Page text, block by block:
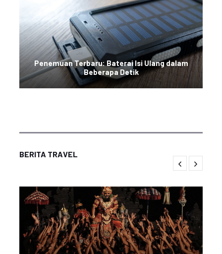
Penemuan Terbaru: Baterai Isi Ulang dalam
Beberapa Detik
BERITA TRAVEL